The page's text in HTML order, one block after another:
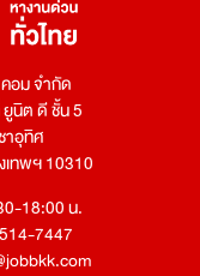
อม จำกัด
ยูนิต ดี ชั้น 5
าอุทิศ
เทพฯ 10310
18:00 น.
7447